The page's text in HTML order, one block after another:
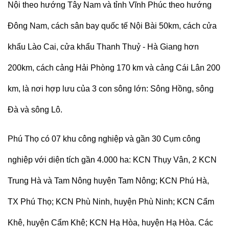
Nội theo hướng Tây Nam và tỉnh Vĩnh Phúc theo hướng
Đông Nam, cách sân bay quốc tế Nội Bài 50km, cách cửa
khẩu Lào Cai, cửa khẩu Thanh Thuỷ - Hà Giang hơn
200km, cách cảng Hải Phòng 170 km và cảng Cái Lân 200
km, là nơi hợp lưu của 3 con sông lớn: Sông Hồng, sông
Đà và sông Lô.
Phú Thọ có 07 khu công nghiệp và gần 30 Cụm công
nghiệp với diện tích gần 4.000 ha: KCN Thụy Vân, 2 KCN
Trung Hà và Tam Nông huyện Tam Nông; KCN Phú Hà,
TX Phú Thọ; KCN Phù Ninh, huyện Phù Ninh; KCN Cẩm
Khê, huyện Cẩm Khê; KCN Hạ Hòa, huyện Hạ Hòa. Các